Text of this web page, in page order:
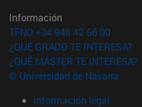
Información
TFNO +34 948 42 56 00
¿QUÉ GRADO TE INTERESA?
¿QUÉ MÁSTER TE INTERESA?
© Universidad de Navarra
Información legal